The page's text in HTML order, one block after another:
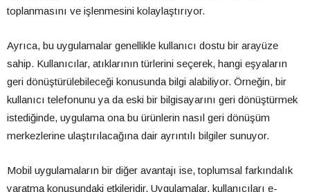
toplanmasını ve işlenmesini kolaylaştırıyor.
Ayrıca, bu uygulamalar genellikle kullanıcı dostu bir arayüze
sahip. Kullanıcılar, atıklarının türlerini seçerek, hangi eşyaların
geri dönüştürülebileceği konusunda bilgi alabiliyor. Örneğin, bir
kullanıcı telefonunu ya da eski bir bilgisayarını geri dönüştürmek
istediğinde, uygulama ona bu ürünlerin nasıl geri dönüşüm
merkezlerine ulaştırılacağına dair ayrıntılı bilgiler sunuyor.
Mobil uygulamaların bir diğer avantajı ise, toplumsal farkındalık
yaratma konusundaki etkileridir. Uygulamalar, kullanıcıları e-